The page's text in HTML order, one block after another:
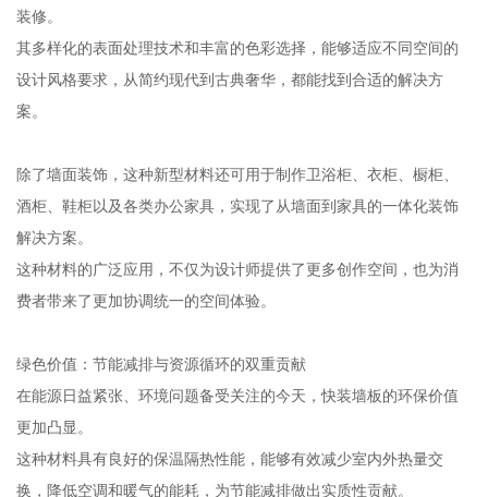
装修。
其多样化的表面处理技术和丰富的色彩选择，能够适应不同空间的
设计风格要求，从简约现代到古典奢华，都能找到合适的解决方
案。
除了墙面装饰，这种新型材料还可用于制作卫浴柜、衣柜、橱柜、
酒柜、鞋柜以及各类办公家具，实现了从墙面到家具的一体化装饰
解决方案。
这种材料的广泛应用，不仅为设计师提供了更多创作空间，也为消
费者带来了更加协调统一的空间体验。
绿色价值：节能减排与资源循环的双重贡献
在能源日益紧张、环境问题备受关注的今天，快装墙板的环保价值
更加凸显。
这种材料具有良好的保温隔热性能，能够有效减少室内外热量交
换，降低空调和暖气的能耗，为节能减排做出实质性贡献。